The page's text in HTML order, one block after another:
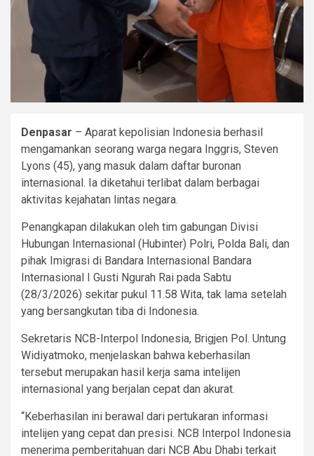
Denpasar – Aparat kepolisian Indonesia berhasil
mengamankan seorang warga negara Inggris, Steven
Lyons (45), yang masuk dalam daftar buronan
internasional. Ia diketahui terlibat dalam berbagai
aktivitas kejahatan lintas negara.
Penangkapan dilakukan oleh tim gabungan Divisi
Hubungan Internasional (Hubinter) Polri, Polda Bali, dan
pihak Imigrasi di Bandara Internasional Bandara
Internasional I Gusti Ngurah Rai pada Sabtu
(28/3/2026) sekitar pukul 11.58 Wita, tak lama setelah
yang bersangkutan tiba di Indonesia.
Sekretaris NCB-Interpol Indonesia, Brigjen Pol. Untung
Widiyatmoko, menjelaskan bahwa keberhasilan
tersebut merupakan hasil kerja sama intelijen
internasional yang berjalan cepat dan akurat.
“Keberhasilan ini berawal dari pertukaran informasi
intelijen yang cepat dan presisi. NCB Interpol Indonesia
menerima pemberitahuan dari NCB Abu Dhabi terkait